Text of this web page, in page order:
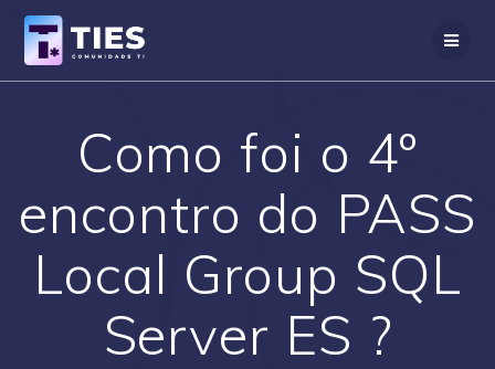
Como foi o 4º
encontro do PASS
Local Group SQL
Server ES ?